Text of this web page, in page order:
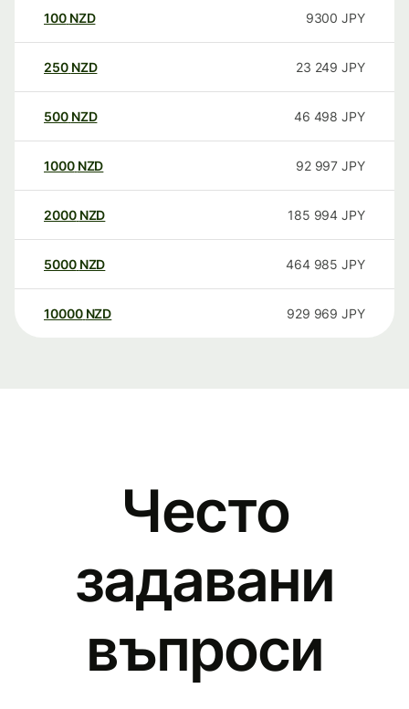
100 NZD 9300 JPY
250 NZD 23 249 JPY
500 NZD 46 498 JPY
1000 NZD 92 997 JPY
2000 NZD 185 994 JPY
5000 NZD 464 985 JPY
10000 NZD 929 969 JPY
Често
задавани
въпроси